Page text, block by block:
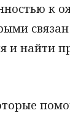
к
и найти